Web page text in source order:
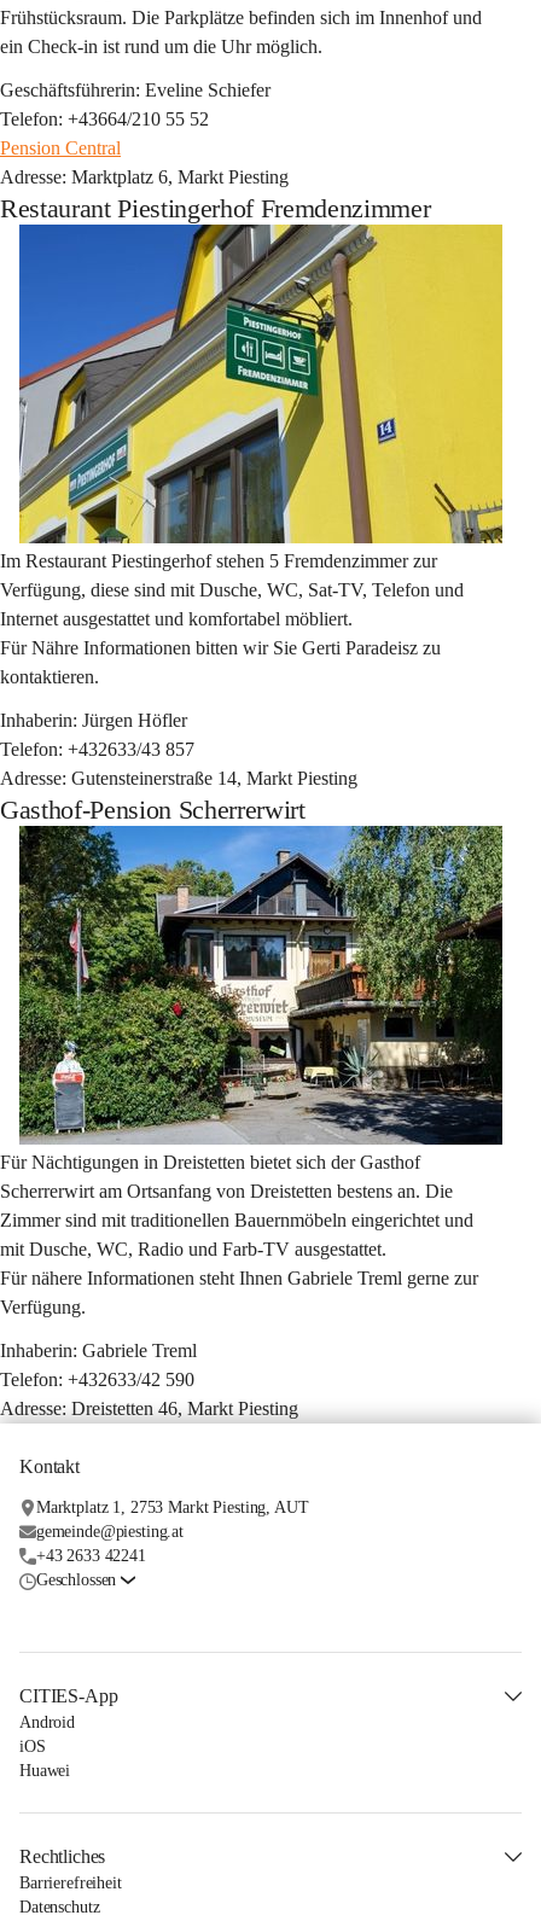
Frühstücksraum. Die Parkplätze befinden sich im Innenhof und
ein Check-in ist rund um die Uhr möglich.
Geschäftsführerin: Eveline Schiefer
Telefon: +43664/210 55 52
Pension Central
Adresse: Marktplatz 6, Markt Piesting
Restaurant Piestingerhof Fremdenzimmer
Im Restaurant Piestingerhof stehen 5 Fremdenzimmer zur
Verfügung, diese sind mit Dusche, WC, Sat-TV, Telefon und
Internet ausgestattet und komfortabel möbliert.
Für Nähre Informationen bitten wir Sie Gerti Paradeisz zu
kontaktieren.
Inhaberin: Jürgen Höfler
Telefon: +432633/43 857
Adresse: Gutensteinerstraße 14, Markt Piesting
Gasthof-Pension Scherrerwirt
Für Nächtigungen in Dreistetten bietet sich der Gasthof
Scherrerwirt am Ortsanfang von Dreistetten bestens an. Die
Zimmer sind mit traditionellen Bauernmöbeln eingerichtet und
mit Dusche, WC, Radio und Farb-TV ausgestattet.
Für nähere Informationen steht Ihnen Gabriele Treml gerne zur
Verfügung.
Inhaberin: Gabriele Treml
Telefon: +432633/42 590
Adresse: Dreistetten 46, Markt Piesting
Kontakt
Marktplatz 1, 2753 Markt Piesting, AUT
gemeinde@piesting.at
+43 2633 42241
Geschlossen
CITIES-App
Android
iOS
Huawei
Rechtliches
Barrierefreiheit
Datenschutz